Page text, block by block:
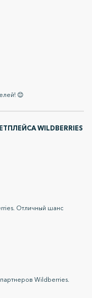
😊
WILDBERRIES
Отличный шанс
Wildberries.